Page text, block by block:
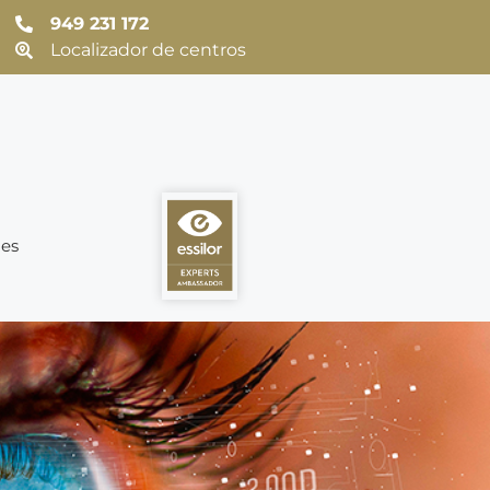
949 231 172
Localizador de centros